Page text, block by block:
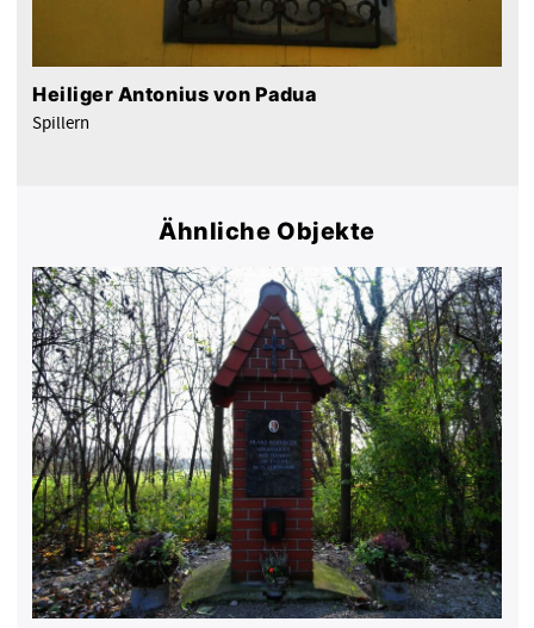
Heiliger Antonius von Padua
Spillern
Ähnliche Objekte